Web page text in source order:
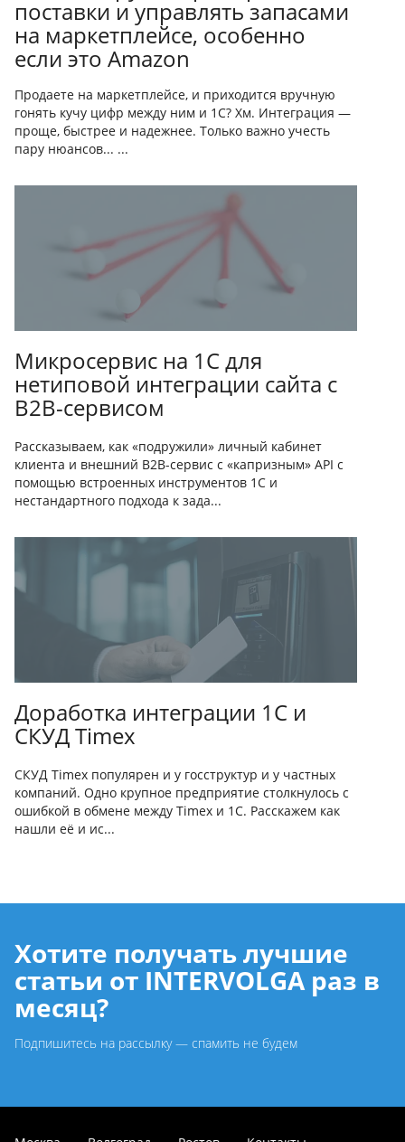
поставки и управлять запасами
на маркетплейсе, особенно
если это Amazon
Продаете на маркетплейсе, и приходится вручную
гонять кучу цифр между ним и 1С? Хм. Интеграция —
проще, быстрее и надежнее. Только важно учесть
пару нюансов... ...
Микросервис на 1С для
нетиповой интеграции сайта с
B2B-сервисом
Рассказываем, как «подружили» личный кабинет
клиента и внешний B2B-сервис с «капризным» API с
помощью встроенных инструментов 1С и
нестандартного подхода к зада...
Доработка интеграции 1С и
СКУД Timex
СКУД Timex популярен и у госструктур и у частных
компаний. Одно крупное предприятие столкнулось с
ошибкой в обмене между Timex и 1С. Расскажем как
нашли её и ис...
Хотите получать лучшие
статьи от INTERVOLGA раз в
месяц?
Подпишитесь на рассылку — спамить не будем